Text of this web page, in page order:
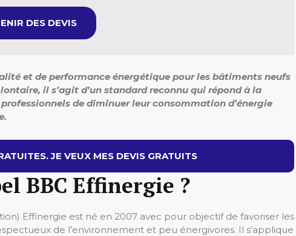
DES DEVIS
et de performance énergétique pour les bâtiments neufs
il s’agit d’un standard reconnu qui répond à la
de diminuer leur consommation d’énergie
JE VEUX MES DEVIS GRATUITS
BBC Effinergie ?
Effinergie est né en 2007 avec pour objectif de favoriser les
de l’environnement et peu énergivores. Il s’applique